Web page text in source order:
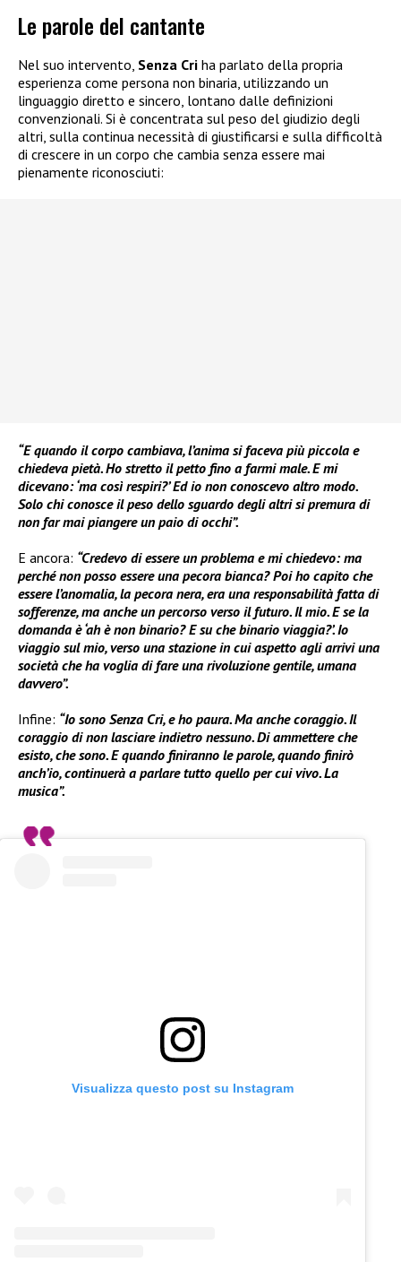
Le parole del cantante
Nel suo intervento, Senza Cri ha parlato della propria
esperienza come persona non binaria, utilizzando un
linguaggio diretto e sincero, lontano dalle definizioni
convenzionali. Si è concentrata sul peso del giudizio degli
altri, sulla continua necessità di giustificarsi e sulla difficoltà
di crescere in un corpo che cambia senza essere mai
pienamente riconosciuti:
“E quando il corpo cambiava, l’anima si faceva più piccola e
chiedeva pietà. Ho stretto il petto fino a farmi male. E mi
dicevano: ‘ma così respiri?’ Ed io non conoscevo altro modo.
Solo chi conosce il peso dello sguardo degli altri si premura di
non far mai piangere un paio di occhi”.
E ancora: “Credevo di essere un problema e mi chiedevo: ma
perché non posso essere una pecora bianca? Poi ho capito che
essere l’anomalia, la pecora nera, era una responsabilità fatta di
sofferenze, ma anche un percorso verso il futuro. Il mio. E se la
domanda è ‘ah è non binario? E su che binario viaggia?’. Io
viaggio sul mio, verso una stazione in cui aspetto agli arrivi una
società che ha voglia di fare una rivoluzione gentile, umana
davvero”.
Infine: “Io sono Senza Cri, e ho paura. Ma anche coraggio. Il
coraggio di non lasciare indietro nessuno. Di ammettere che
esisto, che sono. E quando finiranno le parole, quando finirò
anch’io, continuerà a parlare tutto quello per cui vivo. La
musica”.
Visualizza questo post su Instagram